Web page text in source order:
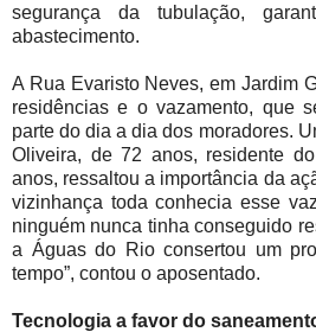
segurança da tubulação,
abastecimento.
A Rua Evaristo Neves, em Jardim
residências e o vazamento, que
parte do dia a dia dos moradores.
Oliveira, de 72 anos, residente
anos, ressaltou a importância da
vizinhança toda conhecia esse
ninguém nunca tinha conseguido
a Águas do Rio consertou um
tempo”, contou o aposentado.
Tecnologia a favor do